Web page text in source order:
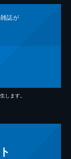
誌が
します。